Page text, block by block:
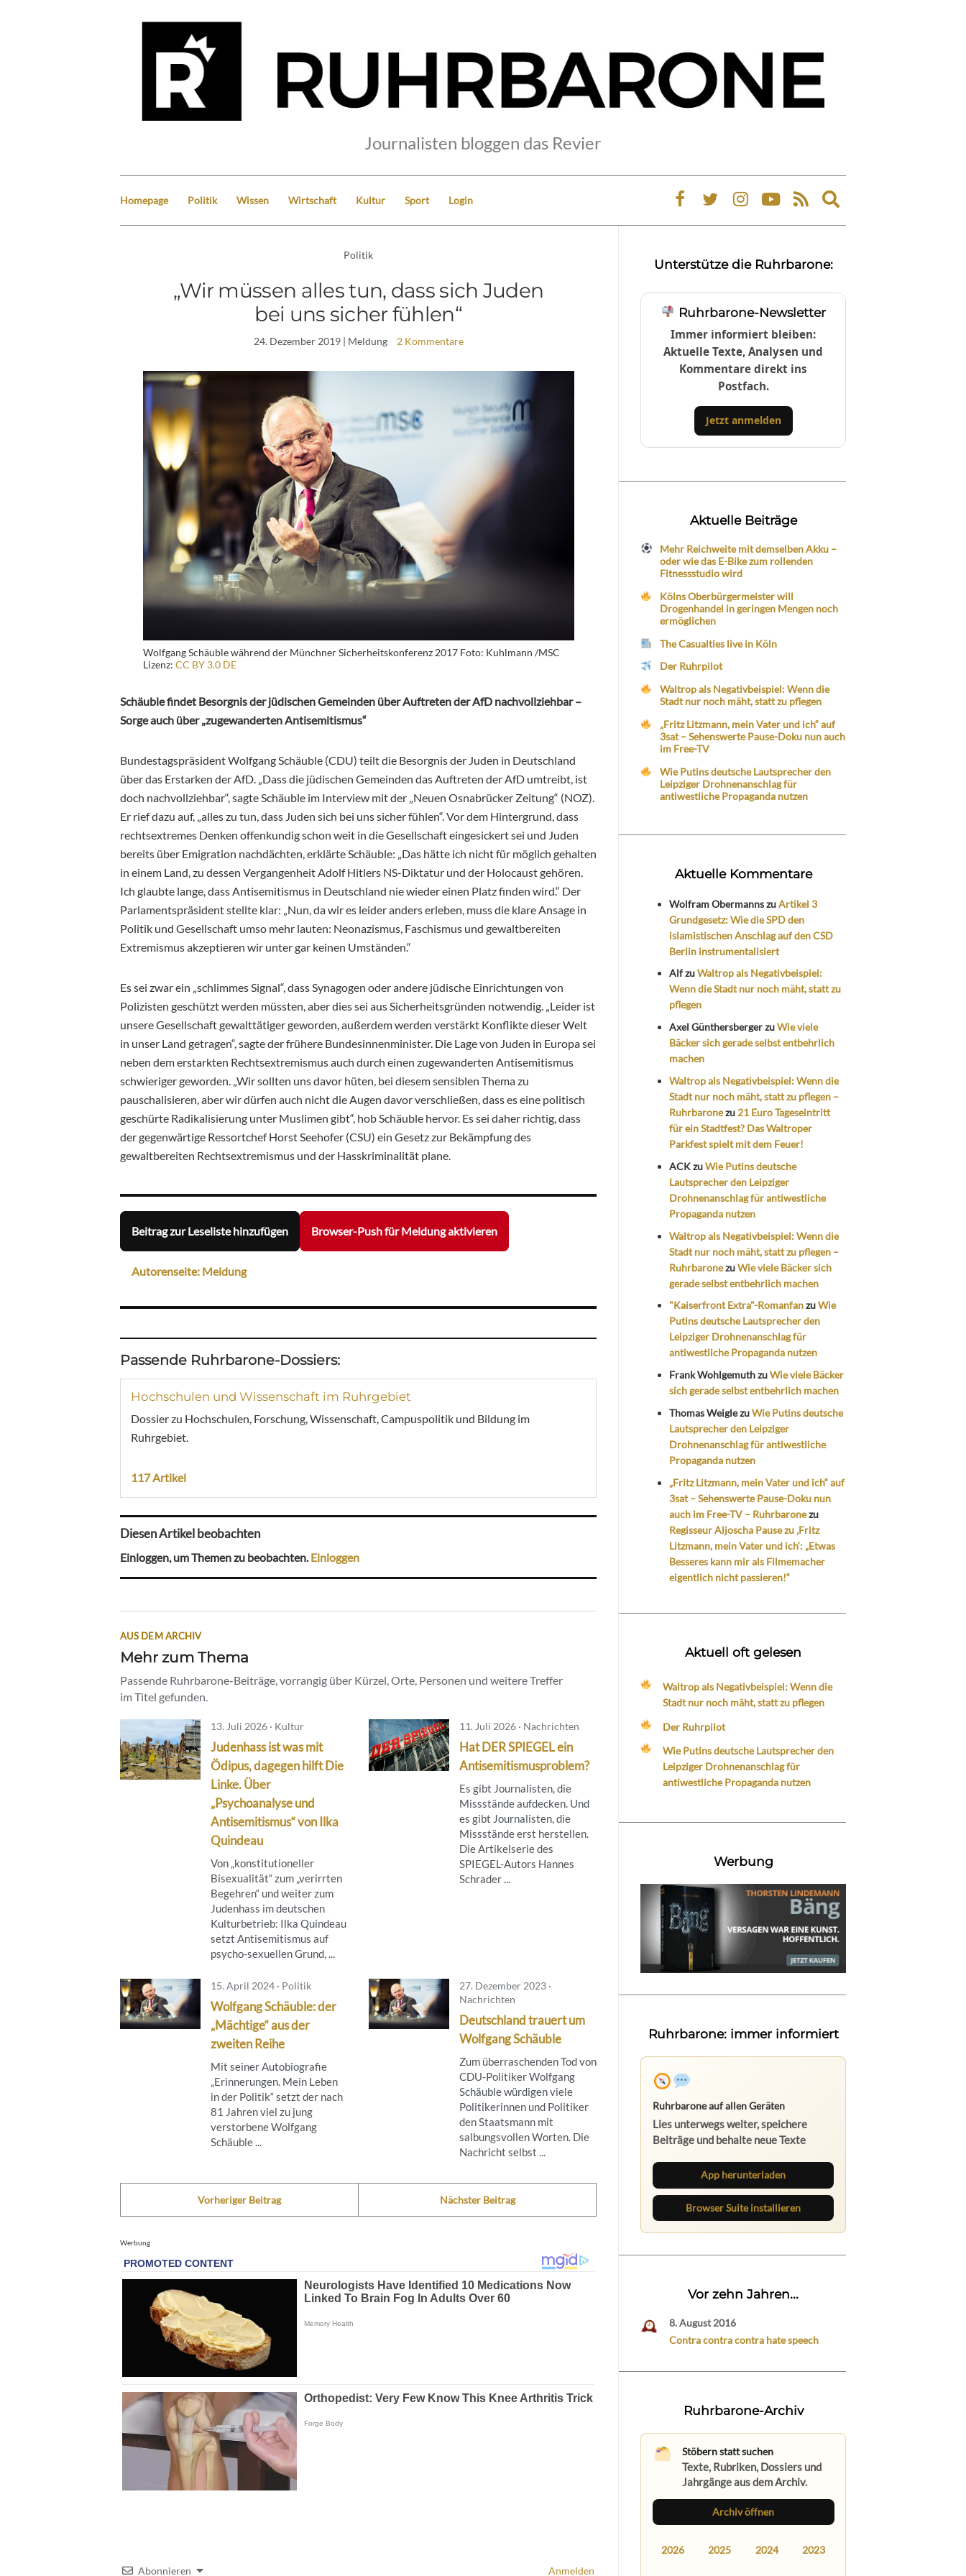
Journalisten bloggen das Revier
Homepage Politik Wissen Wirtschaft Kultur Sport Login
Expand
search
Politik
„Wir müssen alles tun, dass sich Juden
bei uns sicher fühlen“
24. Dezember 2019| Meldung 2 Kommentare
Wolfgang Schäuble während der Münchner Sicherheitskonferenz 2017 Foto: Kuhlmann /MSC
Lizenz: CC BY 3.0 DE
Schäuble findet Besorgnis der jüdischen Gemeinden über Auftreten der AfD nachvollziehbar –
Sorge auch über „zugewanderten Antisemitismus“
Bundestagspräsident Wolfgang Schäuble (CDU) teilt die Besorgnis der Juden in Deutschland
über das Erstarken der AfD. „Dass die jüdischen Gemeinden das Auftreten der AfD umtreibt, ist
doch nachvollziehbar“, sagte Schäuble im Interview mit der „Neuen Osnabrücker Zeitung“ (NOZ).
Er rief dazu auf, „alles zu tun, dass Juden sich bei uns sicher fühlen“. Vor dem Hintergrund, dass
rechtsextremes Denken offenkundig schon weit in die Gesellschafteingesickert sei und Juden
bereits über Emigration nachdächten, erklärte Schäuble: „Das hätte ich nicht für möglich gehalten
in einem Land, zu dessen Vergangenheit Adolf Hitlers NS-Diktatur und der Holocaust gehören.
Ich glaubte lange, dass Antisemitismus in Deutschland nie wieder einen Platz finden wird.“ Der
Parlamentspräsident stellte klar: „Nun, da wir es leider anders erleben, muss die klare Ansage in
Politik und Gesellschaft umso mehr lauten: Neonazismus, Faschismus und gewaltbereiten
Extremismus akzeptieren wir unter gar keinen Umständen.“
Es sei zwar ein „schlimmes Signal“, dass Synagogen oder andere jüdische Einrichtungen von
Polizisten geschützt werden müssten, aber dies sei aus Sicherheitsgründen notwendig. „Leider ist
unsere Gesellschaft gewalttätiger geworden, außerdem werden verstärkt Konflikte dieser Welt
in unser Land getragen“, sagte der frühere Bundesinnenminister. Die Lage von Juden in Europa sei
neben dem erstarkten Rechtsextremismus auch durch einen zugewanderten Antisemitismus
schwieriger geworden. „Wir sollten uns davor hüten, bei diesem sensiblen Thema zu
pauschalisieren, aber wir dürfen auch nicht die Augen davor verschließen, dass es eine politisch
geschürte Radikalisierung unter Muslimen gibt“, hob Schäuble hervor. Es sei daher richtig, dass
der gegenwärtige Ressortchef Horst Seehofer (CSU) ein Gesetz zur Bekämpfung des
gewaltbereiten Rechtsextremismus und der Hasskriminalität plane.
Beitrag zur Leseliste hinzufügen Browser-Push für Meldung aktivieren
Autorenseite: Meldung
Passende Ruhrbarone-Dossiers:
Hochschulen und Wissenschaft im Ruhrgebiet
Dossier zu Hochschulen, Forschung, Wissenschaft, Campuspolitik und Bildung im
Ruhrgebiet.
117 Artikel
Diesen Artikel beobachten
Einloggen, um Themen zu beobachten.Einloggen
AUS DEM ARCHIV
Mehr zum Thema
Passende Ruhrbarone-Beiträge, vorrangig über Kürzel, Orte, Personen und weitere Treffer
im Titel gefunden.
13. Juli 2026 · Kultur
Judenhass ist was mit
Ödipus, dagegen hilft Die
Linke. Über
„Psychoanalyse und
Antisemitismus“ von Ilka
Quindeau
Von „konstitutioneller
Bisexualität“ zum „verirrten
Begehren“ und weiter zum
Judenhass im deutschen
Kulturbetrieb: Ilka Quindeau
setzt Antisemitismus auf
psycho-sexuellen Grund, ...
11. Juli 2026 · Nachrichten
Hat DER SPIEGEL ein
Antisemitismusproblem?
Es gibt Journalisten, die
Missstände aufdecken. Und
es gibt Journalisten, die
Missstände erst herstellen.
Die Artikelserie des
SPIEGEL-Autors Hannes
Schrader ...
15. April 2024 · Politik
Wolfgang Schäuble: der
„Mächtige“ aus der
zweiten Reihe
Mit seiner Autobiografie
„Erinnerungen. Mein Leben
in der Politik“ setzt der nach
81 Jahren viel zu jung
verstorbene Wolfgang
Schäuble ...
27. Dezember 2023 ·
Nachrichten
Deutschland trauert um
Wolfgang Schäuble
Zum überraschenden Tod von
CDU-Politiker Wolfgang
Schäuble würdigen viele
Politikerinnen und Politiker
den Staatsmann mit
salbungsvollen Worten. Die
Nachricht selbst ...
Vorheriger Beitrag Nächster Beitrag
Werbung
Abonnieren Anmelden
Unterstütze die Ruhrbarone:
Ruhrbarone-Newsletter
Immer informiert bleiben:
Aktuelle Texte, Analysen und
Kommentare direkt ins
Postfach.
Jetzt anmelden
Aktuelle Beiträge
Mehr Reichweite mit demselben Akku –
oder wie das E-Bike zum rollenden
Fitnessstudio wird
Kölns Oberbürgermeister will
Drogenhandel in geringen Mengen noch
ermöglichen
The Casualties live in Köln
Der Ruhrpilot
Waltrop als Negativbeispiel: Wenn die
Stadt nur noch mäht, statt zu pflegen
„Fritz Litzmann, mein Vater und ich“ auf
3sat – Sehenswerte Pause-Doku nun auch
im Free-TV
Wie Putins deutsche Lautsprecher den
Leipziger Drohnenanschlag für
antiwestliche Propaganda nutzen
Aktuelle Kommentare
Wolfram ObermannszuArtikel 3
Grundgesetz: Wie die SPD den
islamistischen Anschlag auf den CSD
Berlin instrumentalisiert
AlfzuWaltrop als Negativbeispiel:
Wenn die Stadt nur noch mäht, statt zu
pflegen
Axel GünthersbergerzuWie viele
Bäcker sich gerade selbst entbehrlich
machen
Waltrop als Negativbeispiel: Wenn die
Stadt nur noch mäht, statt zu pflegen –
Ruhrbaronezu 21 Euro Tageseintritt
für ein Stadtfest? Das Waltroper
Parkfest spielt mit dem Feuer!
ACKzuWie Putins deutsche
Lautsprecher den Leipziger
Drohnenanschlag für antiwestliche
Propaganda nutzen
Waltrop als Negativbeispiel: Wenn die
Stadt nur noch mäht, statt zu pflegen –
RuhrbaronezuWie viele Bäcker sich
gerade selbst entbehrlich machen
"Kaiserfront Extra"-RomanfanzuWie
Putins deutsche Lautsprecher den
Leipziger Drohnenanschlag für
antiwestliche Propaganda nutzen
Frank WohlgemuthzuWie viele Bäcker
sich gerade selbst entbehrlich machen
Thomas WeiglezuWie Putins deutsche
Lautsprecher den Leipziger
Drohnenanschlag für antiwestliche
Propaganda nutzen
„Fritz Litzmann, mein Vater und ich“ auf
3sat – Sehenswerte Pause-Doku nun
auch im Free-TV – Ruhrbaronezu
Regisseur Aljoscha Pause zu ‚Fritz
Litzmann, mein Vater und ich‘: „Etwas
Besseres kann mir als Filmemacher
eigentlich nicht passieren!“
Aktuell oft gelesen
Waltrop als Negativbeispiel: Wenn die
Stadt nur noch mäht, statt zu pflegen
Der Ruhrpilot
Wie Putins deutsche Lautsprecher den
Leipziger Drohnenanschlag für
antiwestliche Propaganda nutzen
Werbung
Ruhrbarone: immer informiert
Ruhrbarone auf allen Geräten
Lies unterwegs weiter, speichere
Beiträge und behalte neue Texte
App herunterladen
Browser Suite installieren
Vor zehn Jahren...
8. August 2016
Contra contra contra hate speech
Ruhrbarone-Archiv
Stöbern statt suchen
Texte, Rubriken, Dossiers und
Jahrgänge aus dem Archiv.
Archiv öffnen
2026 2025 2024 2023